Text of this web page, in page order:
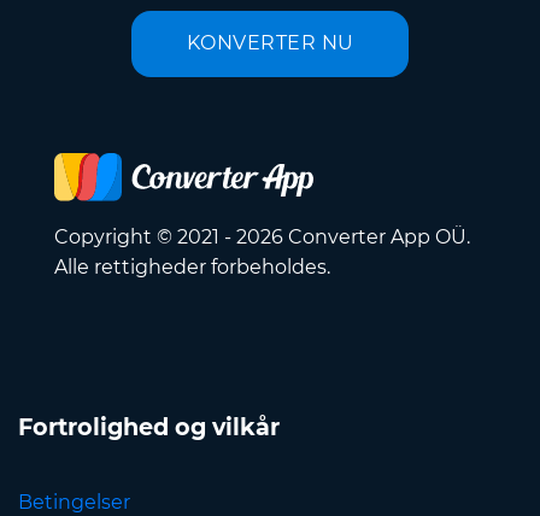
KONVERTER NU
Copyright © 2021 - 2026 Converter App OÜ.
Alle rettigheder forbeholdes.
Fortrolighed og vilkår
Betingelser